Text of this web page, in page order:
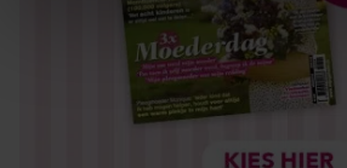
We gebruiken cookies om content en
personaliseren, om functies voor
en om ons websiteverkeer te
informatie over uw gebruik van onze
partners voor social media,